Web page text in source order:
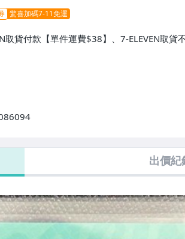
驚喜加碼7-11免運
取貨付款【單件運費$38】、7-ELEVEN取貨
只要38元
出價紀